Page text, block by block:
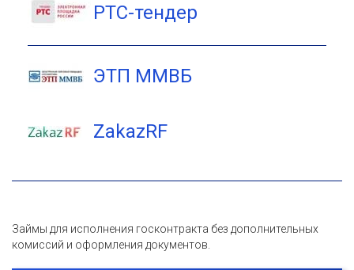
РТС-тендер
ЭТП ММВБ
ZakazRF
Займы для исполнения госконтракта без дополнительных
комиссий и оформления документов.